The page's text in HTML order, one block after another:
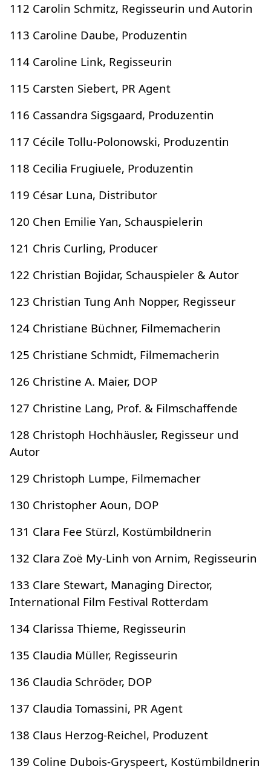
112 Carolin Schmitz, Regisseurin und Autorin
113 Caroline Daube, Produzentin
114 Caroline Link, Regisseurin
115 Carsten Siebert, PR Agent
116 Cassandra Sigsgaard, Produzentin
117 Cécile Tollu-Polonowski, Produzentin
118 Cecilia Frugiuele, Produzentin
119 César Luna, Distributor
120 Chen Emilie Yan, Schauspielerin
121 Chris Curling, Producer
122 Christian Bojidar, Schauspieler & Autor
123 Christian Tung Anh Nopper, Regisseur
124 Christiane Büchner, Filmemacherin
125 Christiane Schmidt, Filmemacherin
126 Christine A. Maier, DOP
127 Christine Lang, Prof. & Filmschaffende
128 Christoph Hochhäusler, Regisseur und
Autor
129 Christoph Lumpe, Filmemacher
130 Christopher Aoun, DOP
131 Clara Fee Stürzl, Kostümbildnerin
132 Clara Zoë My-Linh von Arnim, Regisseurin
133 Clare Stewart, Managing Director,
International Film Festival Rotterdam
134 Clarissa Thieme, Regisseurin
135 Claudia Müller, Regisseurin
136 Claudia Schröder, DOP
137 Claudia Tomassini, PR Agent
138 Claus Herzog-Reichel, Produzent
139 Coline Dubois-Gryspeert, Kostümbildnerin